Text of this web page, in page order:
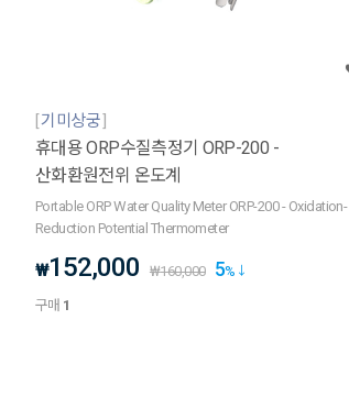
기미상궁
휴대용 ORP수질측정기 ORP-200 -
산화환원전위 온도계
Portable ORP Water Quality Meter ORP-200 - Oxidation-
Reduction Potential Thermometer
₩152,000 ₩160,000 5%
구매 1